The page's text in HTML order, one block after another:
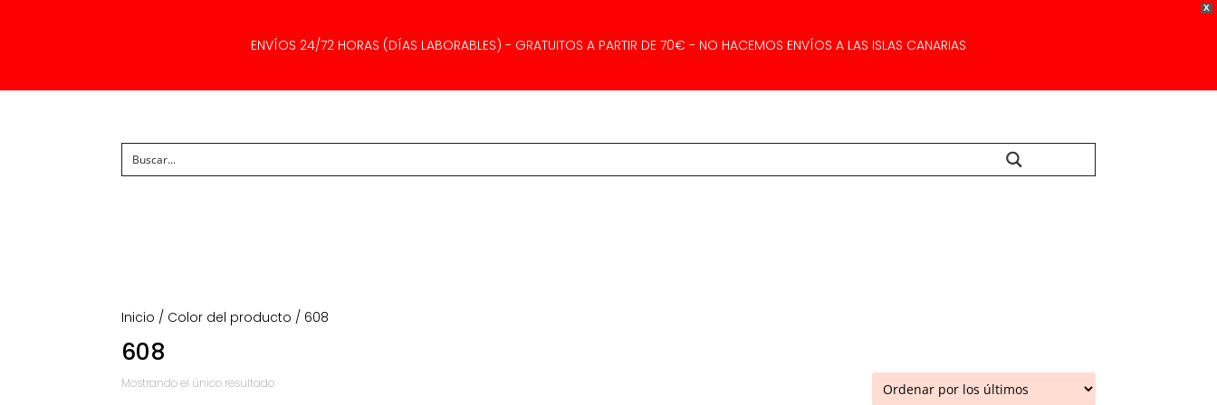
X
ENVÍOS 24/72 HORAS (DÍAS LABORABLES) - GRATUITOS A PARTIR DE 70€ - NO HACEMOS ENVÍOS A LAS ISLAS CANARIAS
Inicio / Color del producto / 608
608
Mostrando el único resultado